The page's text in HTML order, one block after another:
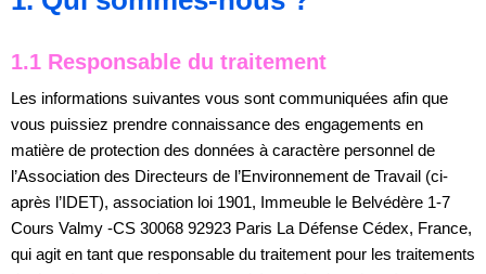
1.1 Responsable du traitement
Les informations suivantes vous sont communiquées afin que
vous puissiez prendre connaissance des engagements en
matière de protection des données à caractère personnel de
l’Association des Directeurs de l’Environnement de Travail (ci-
après l’IDET), association loi 1901, Immeuble le Belvédère 1-7
Cours Valmy -CS 30068 92923 Paris La Défense Cédex, France,
qui agit en tant que responsable du traitement pour les traitements